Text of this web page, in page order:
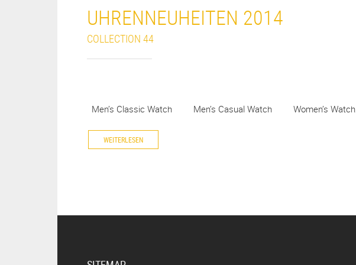
UHRENNEUHEITEN 2014
COLLECTION 44
Men’s Classic Watch Men’s Casual Watch Women’s Watch…
WEITERLESEN